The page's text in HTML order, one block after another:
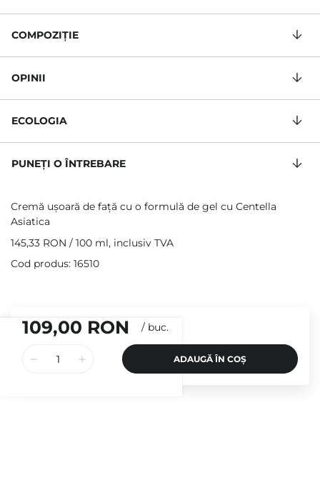
109,00 RON / buc.
ADAUGĂ ÎN COȘ
COMPOZIŢIE
OPINII
ECOLOGIA
PUNEȚI O ÎNTREBARE
Cremă ușoară de față cu o formulă de gel cu Centella
Asiatica
145,33 RON / 100 ml, inclusiv TVA
Cod produs: 16510